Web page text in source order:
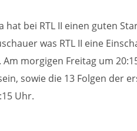
hat bei RTL II einen guten
was RTL II eine
morgigen Freitag um
sowie die 13 Folgen der
Uhr.